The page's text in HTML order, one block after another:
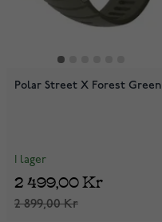
Polar Street X Forest Green
I lager
2 899,00 Kr
2 499,00 Kr